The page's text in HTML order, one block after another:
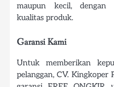
maupun kecil, dengan
kualitas produk.
Garansi Kami
Untuk memberikan
pelanggan, CV.